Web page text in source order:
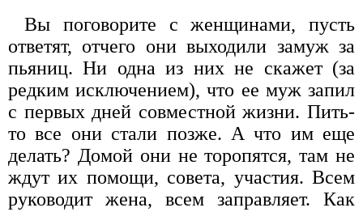
Вы поговорите с женщинами, пусть
ответят, отчего они выходили замуж за
пьяниц. Ни одна из них не скажет (за
редким исключением), что ее муж запил
с первых дней совместной жизни. Пить-
то все они стали позже. А что им еще
делать? Домой они не торопятся, там не
ждут их помощи, совета, участия. Всем
руководит жена, всем заправляет. Как